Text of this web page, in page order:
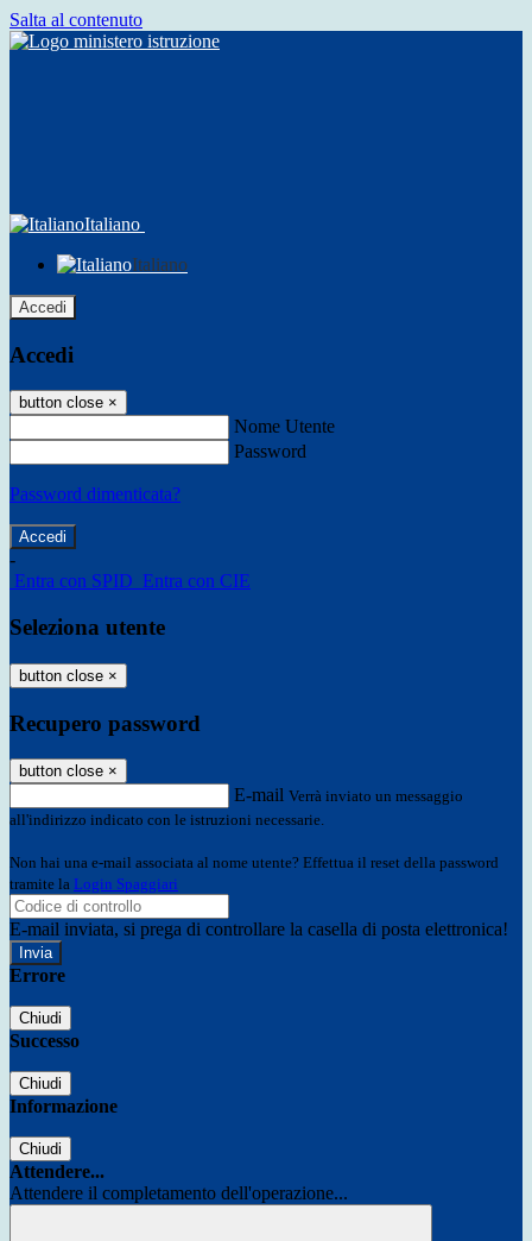
Salta al contenuto
Italiano
Italiano
Accedi
Accedi
button close ×
Nome Utente
Password
Password dimenticata?
-
Entra con SPID Entra con CIE
Seleziona utente
button close ×
Recupero password
button close ×
E-mail Verrà inviato un messaggio
all'indirizzo indicato con le istruzioni necessarie.
Non hai una e-mail associata al nome utente? Effettua il reset della password
tramite la Login Spaggiari
E-mail inviata, si prega di controllare la casella di posta elettronica!
Errore
Chiudi
Successo
Chiudi
Informazione
Chiudi
Attendere...
Attendere il completamento dell'operazione...